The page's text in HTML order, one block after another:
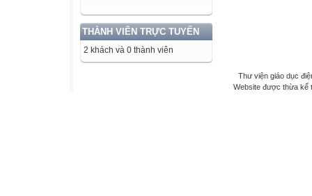
THÀNH VIÊN TRỰC TUYẾN
2 khách và 0 thành viên
Thư viện giáo dục
Website được thừa kế